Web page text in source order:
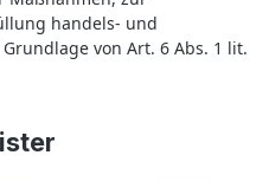
handels- und
von Art. 6 Abs. 1 lit.